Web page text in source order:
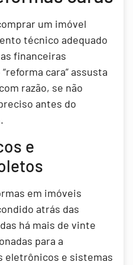
um imóvel
técnico adequado
financeiras
cara” assusta
razão, se não
antes do
e
em imóveis
atrás das
há mais de vinte
para a
eletrônicos e sistemas